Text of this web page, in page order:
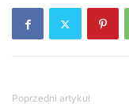
Poprzedni artykuł